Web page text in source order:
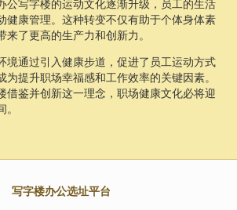
公写字楼的运动文化逐渐升级，员工的生活
健康管理。这种转变不仅有助于个体身体素
来了更高的生产力和创新力。
境通过引入健康步道，促进了员工运动方式
为提升职场幸福感和工作效率的关键因素。
借鉴并创新这一理念，职场健康文化必将迎
写字楼办公选址平台